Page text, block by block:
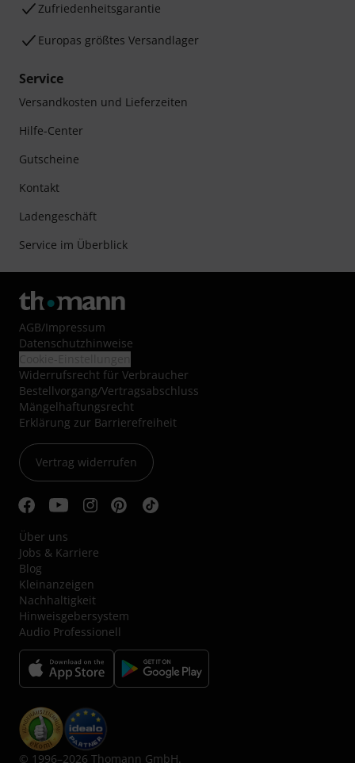
Zufriedenheitsgarantie
Europas größtes Versandlager
Service
Versandkosten und Lieferzeiten
Hilfe-Center
Gutscheine
Kontakt
Ladengeschäft
Service im Überblick
AGB/Impressum
Datenschutzhinweise
Widerrufsrecht für Verbraucher
Bestellvorgang/Vertragsabschluss
Mängelhaftungsrecht
Erklärung zur Barrierefreiheit
Vertrag widerrufen
Über uns
Jobs & Karriere
Blog
Kleinanzeigen
Nachhaltigkeit
Hinweisgebersystem
Audio Professionell
© 1996–2026 Thomann GmbH.